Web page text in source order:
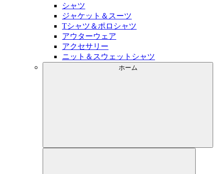
シャツ
ジャケット＆スーツ
Tシャツ＆ポロシャツ
アウターウェア
アクセサリー
ニット＆スウェットシャツ
ホーム